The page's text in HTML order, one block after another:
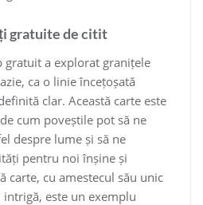
gratuite de citit
gratuit a explorat granițele
ca o linie încețoșată
clar. Această carte este
cum poveștile pot să ne
despre lume și să ne
pentru noi înșine și
carte, cu amestecul său unic
este un exemplu